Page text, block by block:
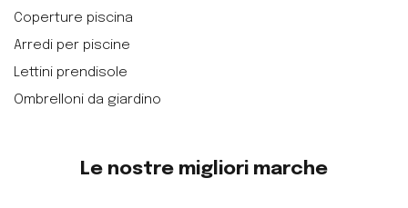
Coperture piscina
Arredi per piscine
Lettini prendisole
Ombrelloni da giardino
Le nostre migliori marche